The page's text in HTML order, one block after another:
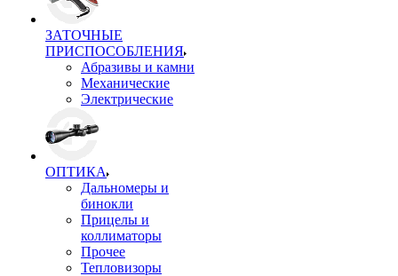
ЗАТОЧНЫЕ
ПРИСПОСОБЛЕНИЯ
Абразивы и камни
Механические
Электрические
ОПТИКА
Дальномеры и
бинокли
Прицелы и
коллиматоры
Прочее
Тепловизоры